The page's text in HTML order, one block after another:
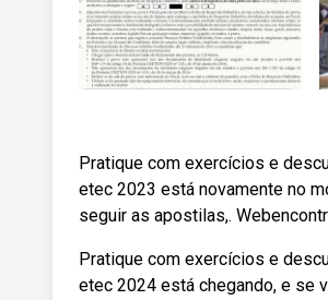
Pratique com exercícios e
etec 2023 está novamente no
seguir as apostilas,.
Pratique com exercícios e
etec 2024 está chegando, e se